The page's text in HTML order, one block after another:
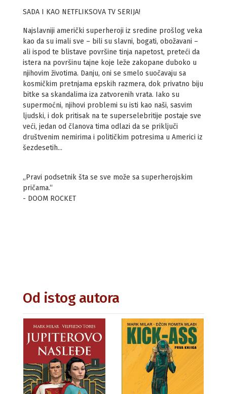
SADA I KAO NETFLIKSOVA TV SERIJA!
Najslavniji američki superheroji iz sredine prošlog veka
kao da su imali sve – bili su slavni, bogati, obožavani –
ali ispod te blistave površine tinja napetost, preteći da
istera na površinu tajne koje leže zakopane duboko u
njihovim životima. Danju, oni se smelo suočavaju sa
kosmičkim pretnjama epskih razmera, dok privatno biju
bitke sa skandalima iza zatvorenih vrata. Iako su
supermoćni, njihovi problemi su isti kao naši, sasvim
ljudski, i dok pritisak na te superselebritije postaje sve
veći, jedan od članova tima odlazi da se priključi
društvenim nemirima i političkim potresima u Americi iz
šezdesetih...
„Pravi podsetnik šta se sve može sa superherojskim
pričama.“
- DOOM ROCKET
Od istog autora